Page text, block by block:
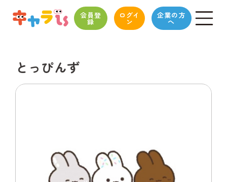
会員登
録
ログイ
ン
企業の方
へ
とっぴんず